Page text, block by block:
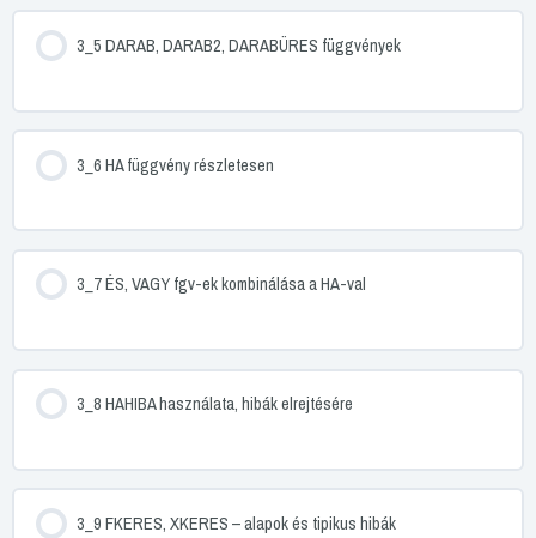
3_5 DARAB, DARAB2, DARABÜRES függvények
3_6 HA függvény részletesen
3_7 ÉS, VAGY fgv-ek kombinálása a HA-val
3_8 HAHIBA használata, hibák elrejtésére
3_9 FKERES, XKERES – alapok és tipikus hibák